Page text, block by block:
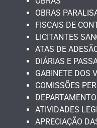
OBRAS
FISCAIS DE
LICITANTES
ATAS DE
DIÁRIAS E
GABINETE DOS
COMISSÕES
ATIVIDADES
APRECIAÇÃO